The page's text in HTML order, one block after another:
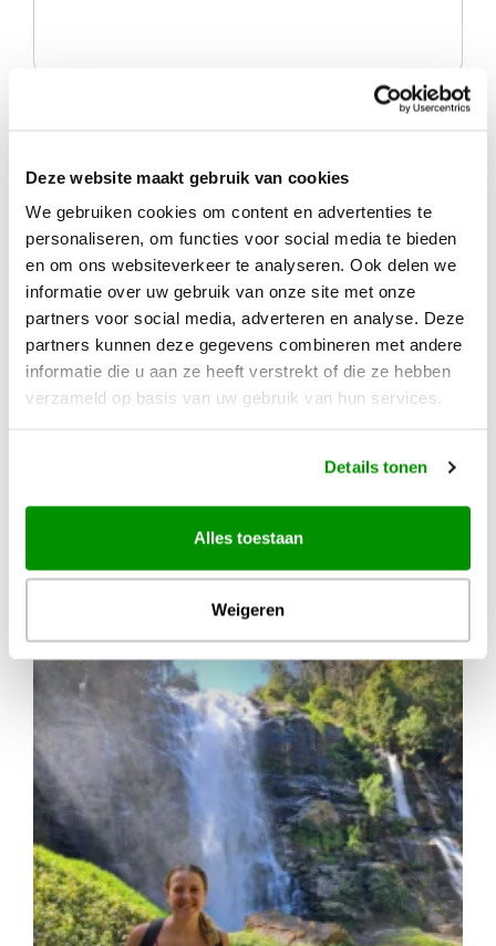
Deze website maakt gebruik van cookies
We gebruiken cookies om content en advertenties te
personaliseren, om functies voor social media te bieden
en om ons websiteverkeer te analyseren. Ook delen we
informatie over uw gebruik van onze site met onze
partners voor social media, adverteren en analyse. Deze
partners kunnen deze gegevens combineren met andere
informatie die u aan ze heeft verstrekt of die ze hebben
verzameld op basis van uw gebruik van hun services.
Details tonen
Alles toestaan
Weigeren
reisplan hebben we graag even contact met u.
Waar heeft u ons gevonden?
(algemene) voorwaarden